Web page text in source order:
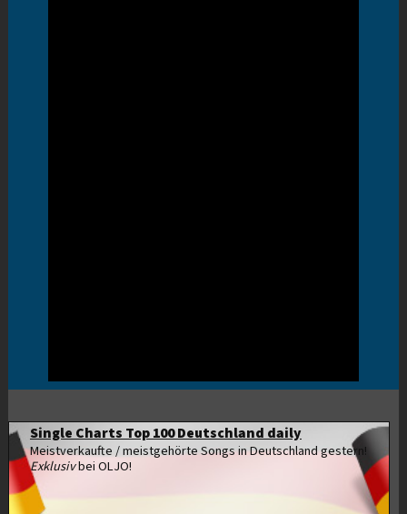
Single Charts Top 100 Deutschland daily
Meistverkaufte / meistgehörte Songs in Deutschland gestern!
Exklusivbei OLJO!